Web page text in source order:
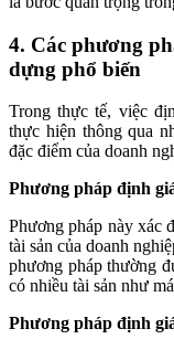
4. Các phương
dựng phổ biến
Trong thực tế, việc
thực hiện thông qua
đặc điểm của doanh
Phương pháp định
Phương pháp này xác
tài sản của doanh
phương pháp thường
có nhiều tài sản như
Phương pháp định